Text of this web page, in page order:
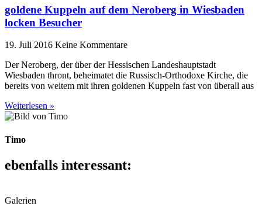
goldene Kuppeln auf dem Neroberg in Wiesbaden
locken Besucher
19. Juli 2016 Keine Kommentare
Der Neroberg, der über der Hessischen Landeshauptstadt
Wiesbaden thront, beheimatet die Russisch-Orthodoxe Kirche, die
bereits von weitem mit ihren goldenen Kuppeln fast von überall aus
Weiterlesen »
Timo
ebenfalls interessant:
Galerien